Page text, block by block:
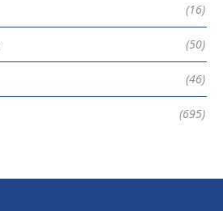
(16)
(50)
(46)
(695)